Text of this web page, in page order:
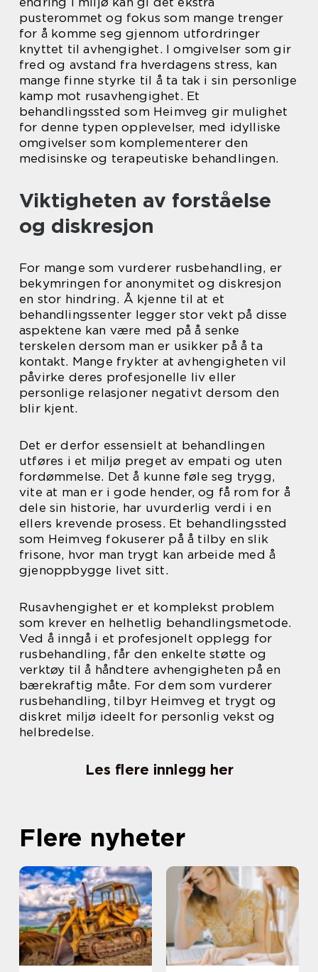
pusterommet og fokus som mange trenger
for å komme seg gjennom utfordringer
knyttet til avhengighet. I omgivelser som gir
fred og avstand fra hverdagens stress, kan
mange finne styrke til å ta tak i sin personlige
kamp mot rusavhengighet. Et
behandlingssted som Heimveg gir mulighet
for denne typen opplevelser, med idylliske
omgivelser som komplementerer den
medisinske og terapeutiske behandlingen.
Viktigheten av forståelse
og diskresjon
For mange som vurderer rusbehandling, er
bekymringen for anonymitet og diskresjon
en stor hindring. Å kjenne til at et
behandlingssenter legger stor vekt på disse
aspektene kan være med på å senke
terskelen dersom man er usikker på å ta
kontakt. Mange frykter at avhengigheten vil
påvirke deres profesjonelle liv eller
personlige relasjoner negativt dersom den
blir kjent.
Det er derfor essensielt at behandlingen
utføres i et miljø preget av empati og uten
fordømmelse. Det å kunne føle seg trygg,
vite at man er i gode hender, og få rom for å
dele sin historie, har uvurderlig verdi i en
ellers krevende prosess. Et behandlingssted
som Heimveg fokuserer på å tilby en slik
frisone, hvor man trygt kan arbeide med å
gjenoppbygge livet sitt.
Rusavhengighet er et komplekst problem
som krever en helhetlig behandlingsmetode.
Ved å inngå i et profesjonelt opplegg for
rusbehandling, får den enkelte støtte og
verktøy til å håndtere avhengigheten på en
bærekraftig måte. For dem som vurderer
rusbehandling, tilbyr Heimveg et trygt og
diskret miljø ideelt for personlig vekst og
helbredelse.
Les flere innlegg her
Flere nyheter